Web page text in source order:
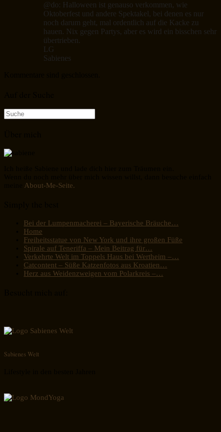
@do: Halloween ist genauso verkommen, wie
Oktoberfest und andere Spektakel, bei denen es nur
noch darum geht, mal ordentlich auf die Kacke zu
hauen. Nix gegen Partys, aber es wird ein bisschen sehr
übertrieben.
LG
Sabienes
Suche
nach:
About-Me-Seite.
Bei der Lumpenmacherei – Bayerische Bräuche…
Home
Freiheitsstatue von New York und ihre großen Füße
Spirale auf Teneriffa – Mein Beitrag für…
Verkehrte Welt im Toppels Haus bei Wertheim –…
Catcontent – Süße Katzenfotos aus Kroatien…
Herz aus Weidenzweigen vom Polarkreis –…
Sabienes Welt